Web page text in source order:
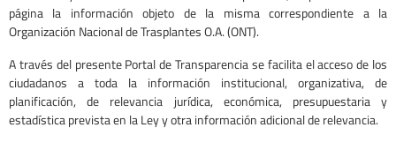
página la información objeto de la misma correspondiente a la
Organización Nacional de Trasplantes O.A. (ONT).
A través del presente Portal de Transparencia se facilita el acceso de los
ciudadanos a toda la información institucional, organizativa, de
planificación, de relevancia jurídica, económica, presupuestaria y
estadística prevista en la Ley y otra información adicional de relevancia.